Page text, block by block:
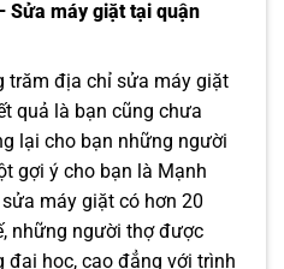
Sửa máy giặt tại quận
trăm địa chỉ sửa máy giặt
quả là bạn cũng chưa
lại cho bạn những người
gợi ý cho bạn là Mạnh
máy giặt có hơn 20
những người thợ được
đại học, cao đẳng với trình